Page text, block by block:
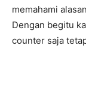
memahami
Dengan begitu
counter saja